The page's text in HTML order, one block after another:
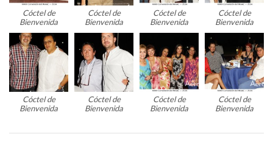
Cóctel de
Bienvenida
Cóctel de
Bienvenida
Cóctel de
Bienvenida
Cóctel de
Bienvenida
Cóctel de
Bienvenida
Cóctel de
Bienvenida
Cóctel de
Bienvenida
Cóctel de
Bienvenida